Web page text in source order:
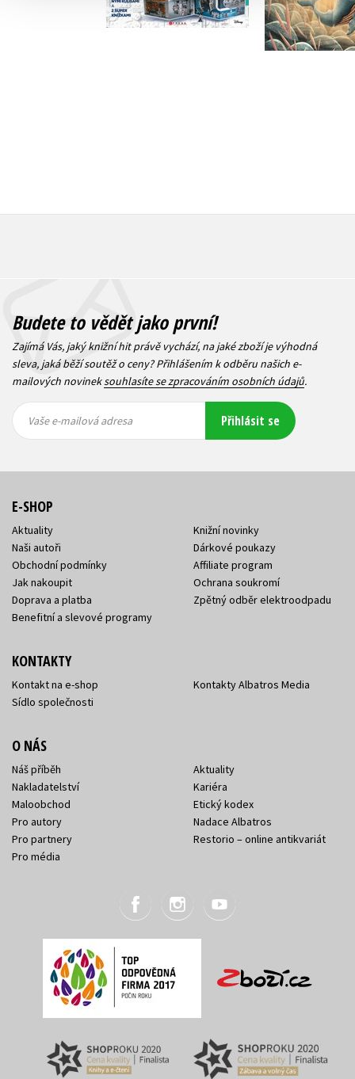
Do
Budete to vědět jako první!
Zajímá Vás, jaký knižní hit právě vychází, na jaké zboží je výhodná
sleva, jaká běží soutěž o ceny? Přihlášením k odběru našich e-
mailových novineksouhlasíte se zpracováním osobních údajů.
mailová
mailová
Vaše e-mailová adresa Přihlásit se
E-SHOP
Aktuality
Naši autoři
Obchodní podmínky
Jak nakoupit
Doprava a platba
Benefitní a slevové programy
Knižní novinky
Dárkové poukazy
Affiliate program
Ochrana soukromí
Zpětný odběr elektroodpadu
KONTAKTY
Kontakt na e-shop
Sídlo společnosti
Kontakty Albatros Media
O NÁS
Náš příběh
Nakladatelství
Maloobchod
Pro autory
Pro partnery
Pro média
Aktuality
Kariéra
Etický kodex
Nadace Albatros
Restorio – online antikvariát